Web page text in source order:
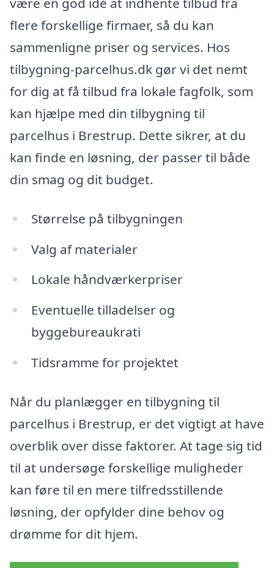
flere forskellige firmaer, så du kan
sammenligne priser og services. Hos
tilbygning-parcelhus.dk gør vi det nemt
for dig at få tilbud fra lokale fagfolk, som
kan hjælpe med din tilbygning til
parcelhus i Brestrup. Dette sikrer, at du
kan finde en løsning, der passer til både
din smag og dit budget.
Størrelse på tilbygningen
Valg af materialer
Lokale håndværkerpriser
Eventuelle tilladelser og
byggebureaukrati
Tidsramme for projektet
Når du planlægger en tilbygning til
parcelhus i Brestrup, er det vigtigt at have
overblik over disse faktorer. At tage sig tid
til at undersøge forskellige muligheder
kan føre til en mere tilfredsstillende
løsning, der opfylder dine behov og
drømme for dit hjem.